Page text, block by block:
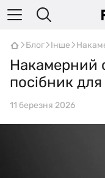
Блог Інше
Накамерний
посібник
11 березня 2026